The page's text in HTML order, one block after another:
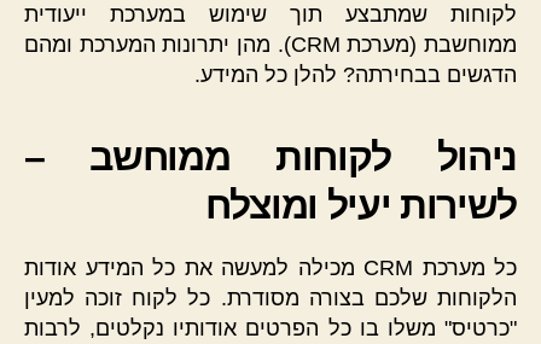
לקוחות שמתבצע תוך שימוש במערכת ייעודית
ממוחשבת (מערכת CRM). מהן יתרונות המערכת ומהם
הדגשים בבחירתה? להלן כל המידע.
ניהול לקוחות ממוחשב –
לשירות יעיל ומוצלח
כל מערכת CRM מכילה למעשה את כל המידע אודות
הלקוחות שלכם בצורה מסודרת. כל לקוח זוכה למעין
"כרטיס" משלו בו כל הפרטים אודותיו נקלטים, לרבות